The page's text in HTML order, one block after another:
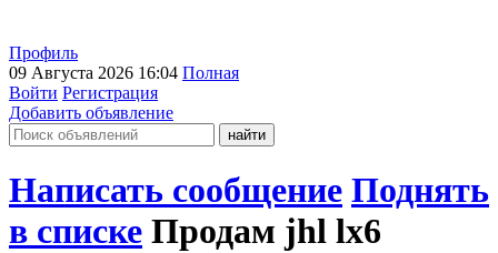
Профиль
09 Августа 2026 16:04 Полная
Войти Регистрация
Добавить объявление
Написать сообщение Поднять
в списке Продам jhl lx6